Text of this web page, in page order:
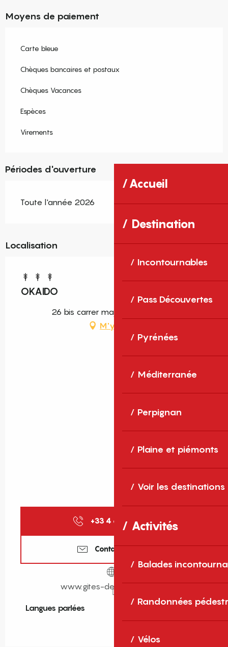
Accueil
Destination
Incontournables
Pass Découvertes
Pyrénées
Méditerranée
Perpignan
Plaine et piémonts
Voir les destinations
Activités
Balades
Randonnées
Vélos
Moyens de paiement
Carte bleue
Chèques bancaires et postaux
Chèques Vacances
Espèces
Virements
Périodes d'ouverture
Toute l'année 2026
Localisation
OKAIDO
26 bis carrer major, 66760 Dorres
M'y rendre
+33 4 68 11 40 ▒▒
Contactez-nous
www.gites-de-france-sud.fr
Langues parlées
Langues parlées